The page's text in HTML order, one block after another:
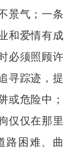
景气；一条
和爱情有成
必须照顾许
寻踪迹，提
或危险中；
仅仅在那里
路困难、曲